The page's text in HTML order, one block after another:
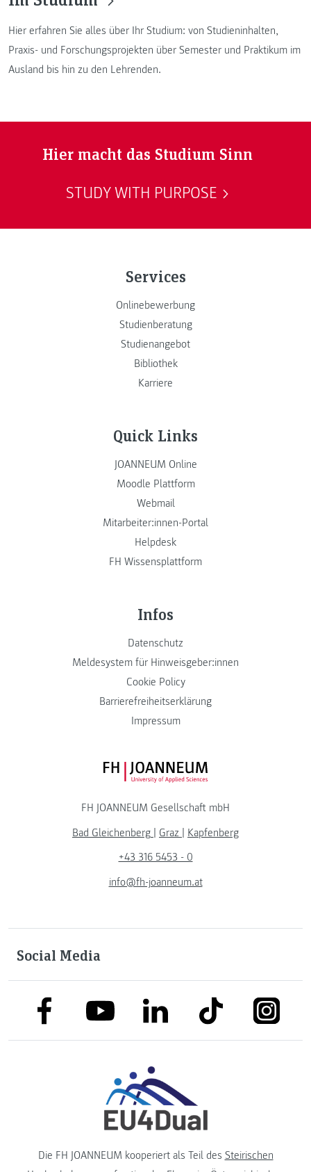
Hier erfahren Sie alles über Ihr Studium: von Studieninhalten,
Praxis- und Forschungsprojekten über Semester und Praktikum im
Ausland bis hin zu den Lehrenden.
Hier macht das Studium Sinn
STUDY WITH PURPOSE
Services
Onlinebewerbung
Studienberatung
Studienangebot
Bibliothek
Karriere
Quick Links
JOANNEUM Online
Moodle Plattform
Webmail
Mitarbeiter:innen-Portal
Helpdesk
FH Wissensplattform
Infos
Datenschutz
Meldesystem für Hinweisgeber:innen
Cookie Policy
Barrierefreiheitserklärung
Impressum
FH JOANNEUM Logo
FH JOANNEUM Gesellschaft mbH
Bad Gleichenberg | Graz | Kapfenberg
+43 316 5453 - 0
info@fh-joanneum.at
Social Media
link to facebooklink to youtubelink to linkedinlink to tiktok link to
Die FH JOANNEUM kooperiert als Teil des Steirischen